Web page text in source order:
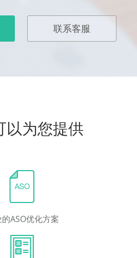
联系客服
以为您提供
ASO优化方案